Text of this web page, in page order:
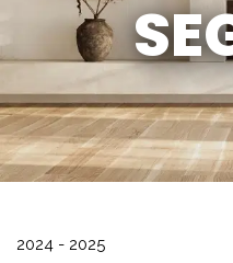
2024 - 2025